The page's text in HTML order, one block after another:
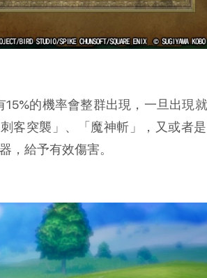
的機率會整群出現，一旦出現
客突襲」、「魔神斬」，又或者
，給予有效傷害。